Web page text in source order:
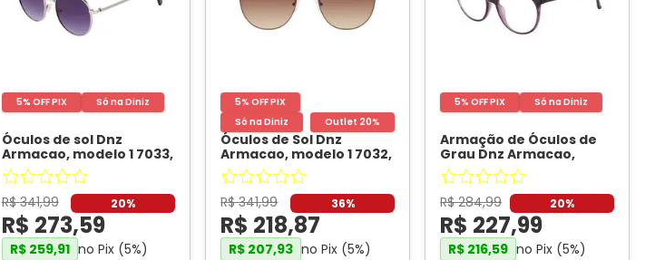
Conheça Nossas Marcas
5% OFF PIX Só na Diniz
Óculos de sol Dnz
Armacao, modelo 1 7033,
cor C1- DNZ
R$ 341,99 20%
R$ 273,59
R$ 259,91 no Pix (5%)
5% OFF PIX
Só na Diniz
Outlet 20%
Óculos de Sol Dnz
Armacao, modelo 1 7032,
cor C2- DNZ
R$ 341,99 36%
R$ 218,87
R$ 207,93 no Pix (5%)
5% OFF PIX Só na Diniz
Armação de Óculos de
Grau Dnz Armacao,
modelo 1 7004, cor C1
DNZ
R$ 284,99 20%
R$ 227,99
R$ 216,59 no Pix (5%)